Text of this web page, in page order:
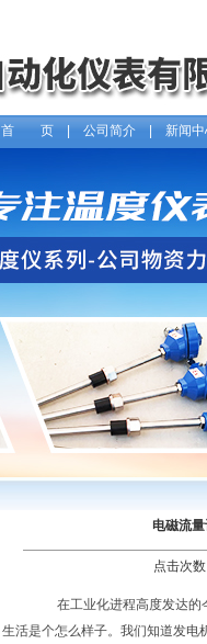
首 页| 公司简介| 新闻中
电磁流
点击次
在工业化进程高度发达的
生活是个怎么样子。我们知道发电